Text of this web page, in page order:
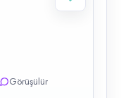
Görüşülür